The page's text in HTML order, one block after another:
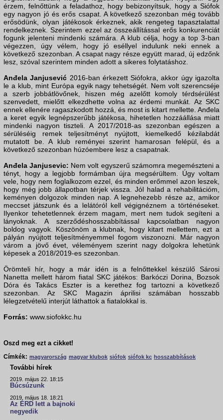
érzem, felnőttünk a feladathoz, hogy bebizonyítsuk, hogy a Siófok
egy nagyon jó és erős csapat. A következő szezonban még tovább
erősödünk, olyan játékosok érkeznek, akik rengeteg tapasztalattal
rendelkeznek. Szerintem ezzel az összeállítással erős konkurenciát
fogunk jelenteni mindenki számára. A klub célja, hogy a top 3-ban
végezzen, úgy vélem, hogy jó eséllyel indulunk neki ennek a
következő szezonban. A csapat nagy része együtt marad, új edzőnk
lesz, szóval szerintem minden adott a sikeres folytatáshoz.
Anđela Janjusević 2016-ban érkezett Siófokra, akkor úgy igazolta
le a klub, mint Európa egyik nagy tehetségét. Nem volt szerencséje
a szerb jobbátlövőnek, hiszen még azelőtt komoly térdsérülést
szenvedett, mielőtt elkezdhette volna az érdemi munkát. Az SKC
ennek ellenére ragaszkodott hozzá, és most is kitart mellette. Anđela
a keret egyik legnépszerűbb játékosa, hihetetlen hozzáállása miatt
mindenki nagyon tiszteli. A 2017/2018-as szezonban egészen a
sérüléséig remek teljesítményt nyújtott, kiemelkedő kézilabdát
mutatott be. A klub reményei szerint hamarosan felépül, és a
következő szezonban húzóembere lesz a csapatnak.
Anđela Janjusevic: Nem volt egyszerű számomra megemészteni a
tényt, hogy a legjobb formámban újra megsérültem. Úgy voltam
vele, hogy nem foglalkozom ezzel, és minden erőmmel azon leszek,
hogy még jobb állapotban térjek vissza. Jól halad a rehabilitációm,
keményen dolgozok minden nap. A legnehezebb része az, amikor
meccset játszunk és a lelátóról kell végignéznem a történéseket.
Ilyenkor tehetetlennek érzem magam, mert nem tudok segíteni a
lányoknak. A szerződéshosszabbítással kapcsolatban nagyon
boldog vagyok. Köszönöm a klubnak, hogy kitart mellettem, ezt a
pályán nyújtott teljesítményemmel fogom viszonozni. Már nagyon
várom a jövő évet, véleményem szerint nagy dolgokra lehetünk
képesek a 2018/2019-es szezonban.
Örömteli hír, hogy a már idén is a felnőttekkel készülő Sárosi
Nanetta mellett három fiatal SKC játékos: Barkóczi Dorina, Bozsok
Dóra és Takács Eszter is a kerethez fog tartozni a következő
szezonban. Az SKC Magazin áprilisi számában hosszabb
lélegzetvételű interjút láthattok a fiatalokkal is.
Forrás: www.siofokkc.hu
Oszd meg ezt a cikket!
Címkék: magyarország magyar klubok siófok siófok kc hosszabbítások
További hírek
2019. május 22. 18:15
Búcsúzunk
2019. május 18. 18:21
Az ÉRD lett a bajnoki
negyedik